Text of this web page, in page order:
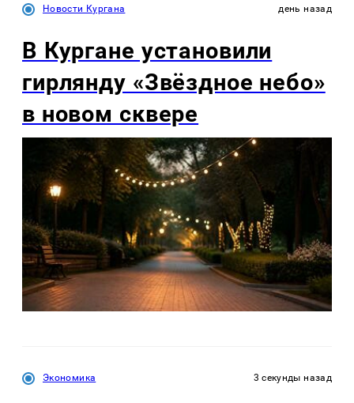
Новости Кургана день назад
В Кургане установили
гирлянду «Звёздное небо»
в новом сквере
Экономика 3 секунды назад